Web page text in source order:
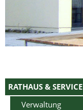
RATHAUS & SERVICE
Verwaltung